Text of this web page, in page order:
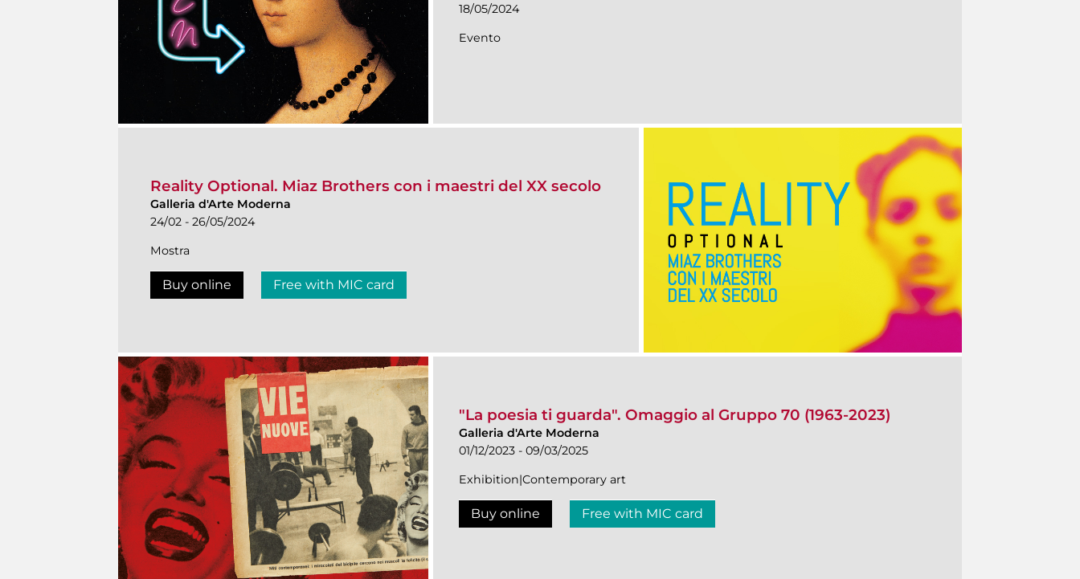
18/05/2024
Evento
Reality Optional. Miaz Brothers con i maestri del XX secolo
Galleria d'Arte Moderna
24/02 - 26/05/2024
Mostra
Buy online Free with MIC card
"La poesia ti guarda". Omaggio al Gruppo 70 (1963-2023)
Galleria d'Arte Moderna
01/12/2023 - 09/03/2025
Exhibition|Contemporary art
Buy online Free with MIC card